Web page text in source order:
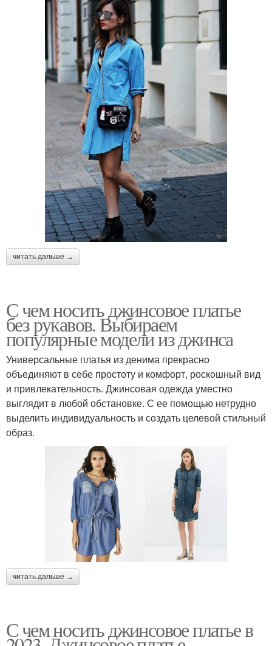
читать дальше →
С чем носить джинсовое платье
без рукавов. Выбираем
популярные модели из джинса
Универсальные платья из денима прекрасно
объединяют в себе простоту и комфорт, роскошный вид
и привлекательность. Джинсовая одежда уместно
выглядит в любой обстановке. С ее помощью нетрудно
выделить индивидуальность и создать целевой стильный
образ.
читать дальше →
С чем носить джинсовое платье в